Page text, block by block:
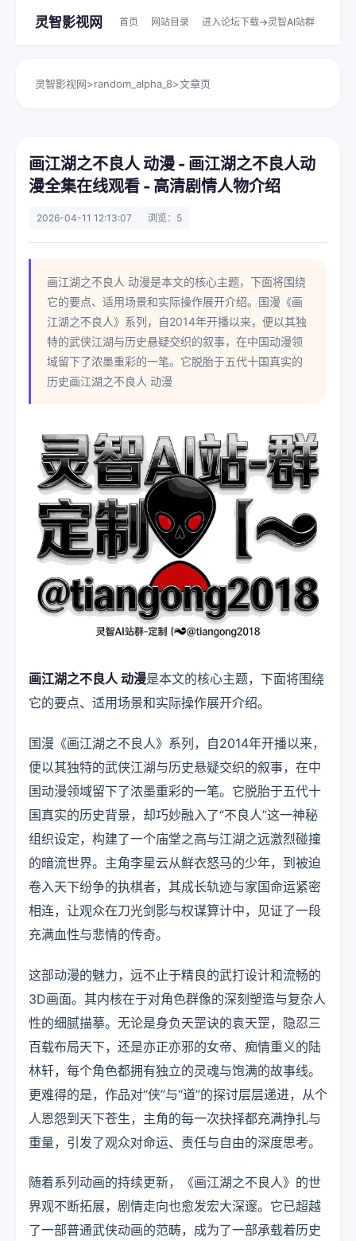
灵智影视网 首页 网站目录 进入论坛下载->灵智AI站群
灵智影视网>random_alpha_8>文章页
画江湖之不良人 动漫 - 画江湖之不良人动
漫全集在线观看 - 高清剧情人物介绍
2026-04-11 12:13:07 浏览：5
画江湖之不良人 动漫是本文的核心主题，下面将围绕
它的要点、适用场景和实际操作展开介绍。国漫《画
江湖之不良人》系列，自2014年开播以来，便以其独
特的武侠江湖与历史悬疑交织的叙事，在中国动漫领
域留下了浓墨重彩的一笔。它脱胎于五代十国真实的
历史画江湖之不良人 动漫
画江湖之不良人 动漫是本文的核心主题，下面将围绕
它的要点、适用场景和实际操作展开介绍。
国漫《画江湖之不良人》系列，自2014年开播以来，
便以其独特的武侠江湖与历史悬疑交织的叙事，在中
国动漫领域留下了浓墨重彩的一笔。它脱胎于五代十
国真实的历史背景，却巧妙融入了“不良人”这一神秘
组织设定，构建了一个庙堂之高与江湖之远激烈碰撞
的暗流世界。主角李星云从鲜衣怒马的少年，到被迫
卷入天下纷争的执棋者，其成长轨迹与家国命运紧密
相连，让观众在刀光剑影与权谋算计中，见证了一段
充满血性与悲情的传奇。
这部动漫的魅力，远不止于精良的武打设计和流畅的
3D画面。其内核在于对角色群像的深刻塑造与复杂人
性的细腻描摹。无论是身负天罡诀的袁天罡，隐忍三
百载布局天下，还是亦正亦邪的女帝、痴情重义的陆
林轩，每个角色都拥有独立的灵魂与饱满的故事线。
更难得的是，作品对“侠”与“道”的探讨层层递进，从个
人恩怨到天下苍生，主角的每一次抉择都充满挣扎与
重量，引发了观众对命运、责任与自由的深度思考。
随着系列动画的持续更新，《画江湖之不良人》的世
界观不断拓展，剧情走向也愈发宏大深邃。它已超越
了一部普通武侠动画的范畴，成为了一部承载着历史